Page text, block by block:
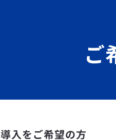
ご
導入をご希望の方